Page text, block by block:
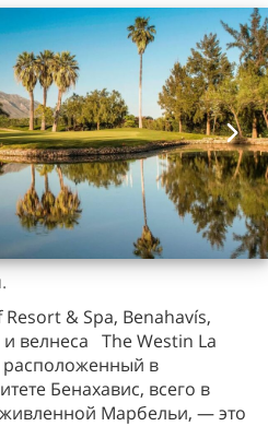
& Spa, Benahavís,
велнеса The Westin La
расположенный в
Бенахавис, всего в
Марбельи, — это